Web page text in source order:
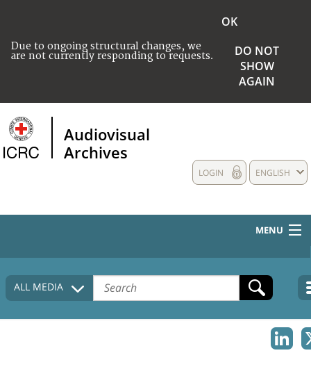
Due to ongoing structural changes, we
are not currently responding to requests.
OK
DO NOT
SHOW
AGAIN
Audiovisual
Archives
ENGLISH
LOGIN
MENU
HOME
COLLECTIONS DESCRIPTION
ALL MEDIA